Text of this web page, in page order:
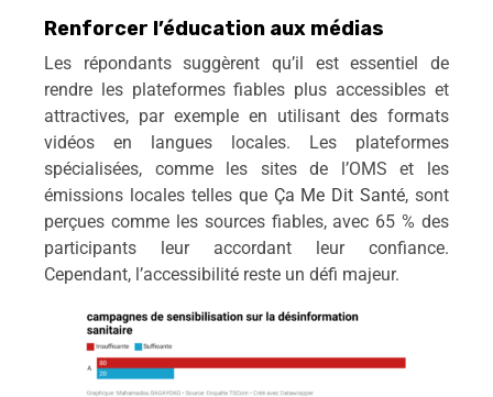
Renforcer l’éducation aux médias
Les répondants suggèrent qu’il est essentiel de
rendre les plateformes fiables plus accessibles et
attractives, par exemple en utilisant des formats
vidéos en langues locales. Les plateformes
spécialisées, comme les sites de l’OMS et les
émissions locales telles que Ça Me Dit Santé, sont
perçues comme les sources fiables, avec 65 % des
participants leur accordant leur confiance.
Cependant, l’accessibilité reste un défi majeur.